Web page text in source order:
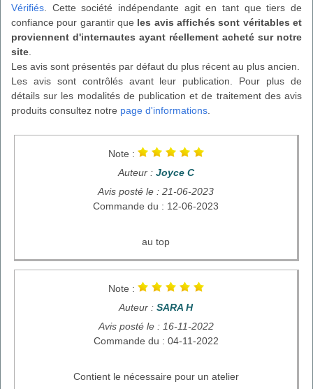
Vérifiés. Cette société indépendante agit en tant que tiers de
confiance pour garantir que les avis affichés sont véritables et
proviennent d'internautes ayant réellement acheté sur notre
site.
Les avis sont présentés par défaut du plus récent au plus ancien.
Les avis sont contrôlés avant leur publication. Pour plus de
détails sur les modalités de publication et de traitement des avis
produits consultez notre page d'informations.
Note :
Auteur : Joyce C
Avis posté le : 21-06-2023
Commande du : 12-06-2023
au top
Note :
Auteur : SARA H
Avis posté le : 16-11-2022
Commande du : 04-11-2022
Contient le nécessaire pour un atelier